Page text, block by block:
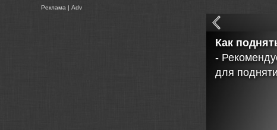
Реклама | Adv